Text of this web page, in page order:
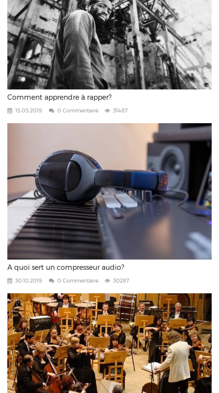
Comment apprendre à rapper?
15.05.2019 0 Commentaire 31487
A quoi sert un compresseur audio?
30.10.2019 0 Commentaire 30287